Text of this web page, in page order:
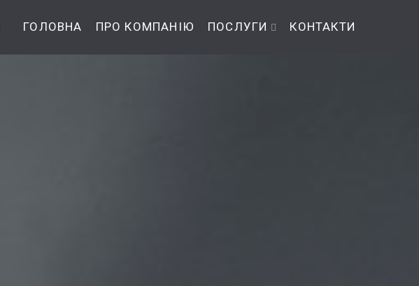
ГОЛОВНА ПРО КОМПАНІЮ ПОСЛУГИ КОНТАКТИ